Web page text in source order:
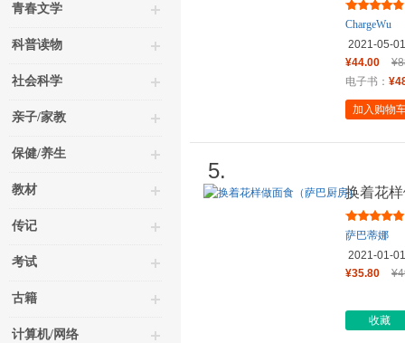
青春文学
科普读物
社会科学
亲子/家教
保健/养生
教材
传记
考试
古籍
计算机/网络
ChargeWu
2021-05-01
¥44.00
电子书：
加入购物
5.
换着花
萨巴蒂娜
2021-01-01
¥35.80
收藏